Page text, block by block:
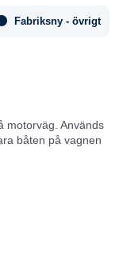
Fabriksny - övrigt
motorväg. Används
båten på vagnen